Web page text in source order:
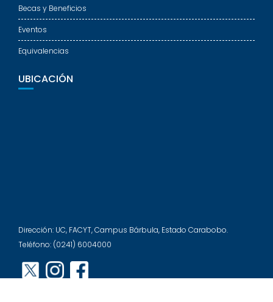
Becas y Beneficios
Eventos
Equivalencias
UBICACIÓN
Dirección: UC, FACYT, Campus Bárbula, Estado Carabobo.
Teléfono: (0241) 6004000